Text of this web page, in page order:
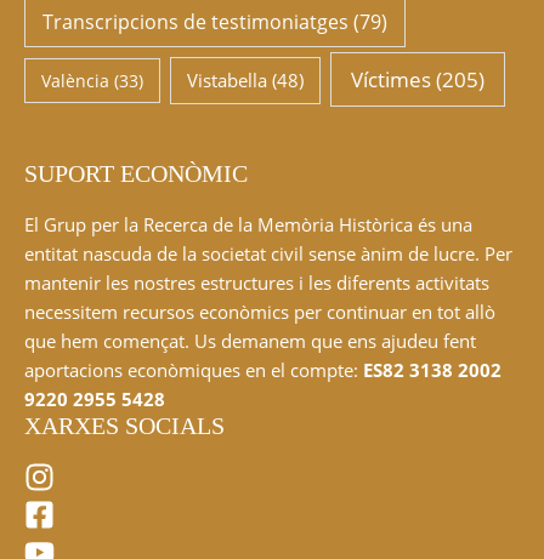
Transcripcions de testimoniatges (79)
València (33) Vistabella(48) Víctimes(205)
SUPORT ECONÒMIC
El Grup per la Recerca de la Memòria Històrica és una
entitat nascuda de la societat civil sense ànim de lucre. Per
mantenir les nostres estructures i les diferents activitats
necessitem recursos econòmics per continuar en tot allò
que hem començat. Us demanem que ens ajudeu fent
aportacions econòmiques en el compte: ES82 3138 2002
9220 2955 5428
XARXES SOCIALS